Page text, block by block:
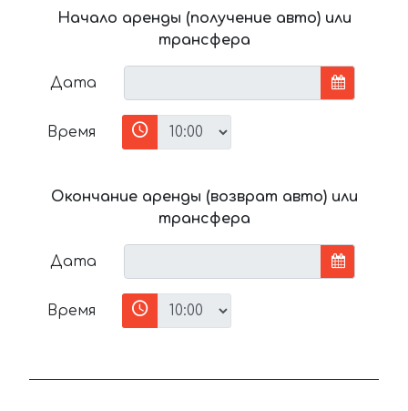
Начало аренды (получение авто) или
трансфера
Дата
Время
Окончание аренды (возврат авто) или
трансфера
Дата
Время